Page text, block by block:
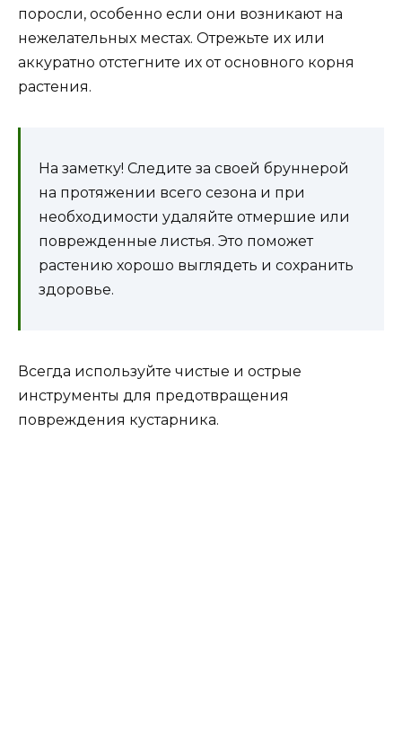
поросли, особенно если они возникают на
нежелательных местах. Отрежьте их или
аккуратно отстегните их от основного корня
растения.
На заметку! Следите за своей бруннерой
на протяжении всего сезона и при
необходимости удаляйте отмершие или
поврежденные листья. Это поможет
растению хорошо выглядеть и сохранить
здоровье.
Всегда используйте чистые и острые
инструменты для предотвращения
повреждения кустарника.